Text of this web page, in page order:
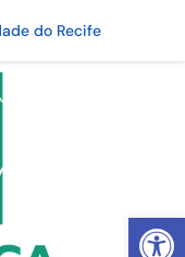
Abrir
do Recife